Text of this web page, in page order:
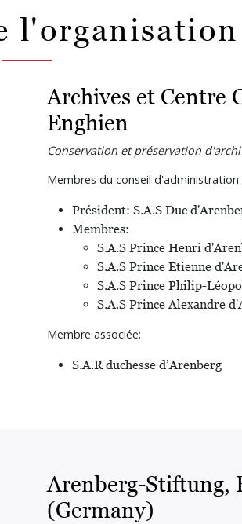
l'organisation
Archives et Centre
Enghien
Conservation et préservation
Membres du conseil d'administration
Président: S.A.S Duc
Membres:
S.A.S Prince Henri
S.A.S Prince Etienne
S.A.S Prince Philip-
S.A.S Prince Alexandre
Membre associée:
S.A.R duchesse d’Arenberg
Arenberg-Stiftung,
(Germany)